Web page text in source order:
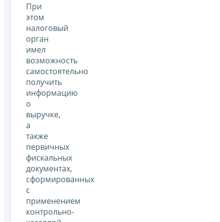
При
этом
налоговый
орган
имел
возможность
самостоятельно
получить
информацию
о
выручке,
а
также
первичных
фискальных
документах,
сформированных
с
применением
контрольно-